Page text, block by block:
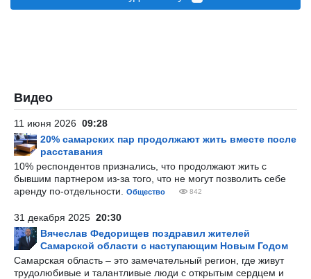
Видео
11 июня 2026 09:28
20% самарских пар продолжают жить вместе после
расставания
10% респондентов признались, что продолжают жить с
бывшим партнером из-за того, что не могут позволить себе
аренду по-отдельности.
Общество 842
31 декабря 2025 20:30
Вячеслав Федорищев поздравил жителей
Самарской области с наступающим Новым Годом
Самарская область – это замечательный регион, где живут
трудолюбивые и талантливые люди с открытым сердцем и